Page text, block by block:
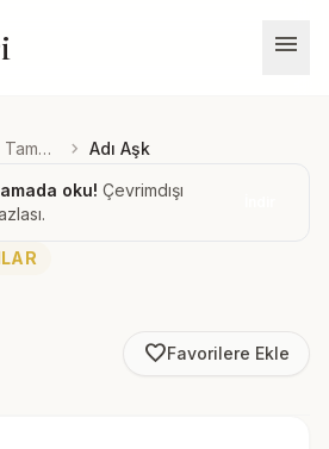
menu
Abdullah Tamamlar chevron_right Adı Aşk
oku! Çevrimdışı
favorite_borderFavorilere Ekle